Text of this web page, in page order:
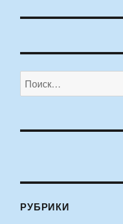
Искать:
РУБРИКИ